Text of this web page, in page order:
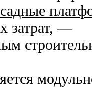
затрат, —